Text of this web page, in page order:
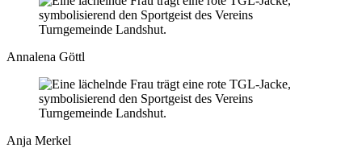
Annalena Göttl
Anja Merkel